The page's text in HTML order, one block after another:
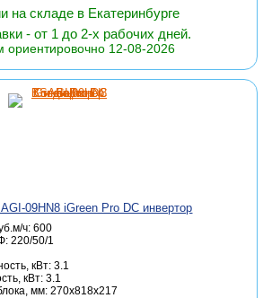
на складе в Екатеринбурге
- от 1 до 2-х рабочих дней.
ориентировочно 12-08-2026
09HN8 iGreen Pro DC инвертор
ч: 600
220/50/1
кВт: 3.1
кВт: 3.1
мм: 270x818x217